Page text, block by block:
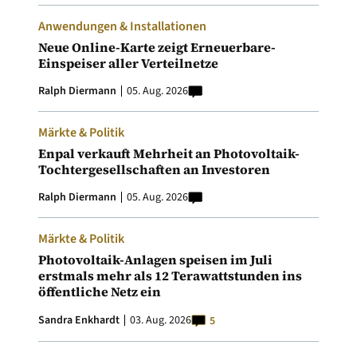
Anwendungen & Installationen
Neue Online-Karte zeigt Erneuerbare-
Einspeiser aller Verteilnetze
Ralph Diermann 05. Aug. 2026
Märkte & Politik
Enpal verkauft Mehrheit an Photovoltaik-
Tochtergesellschaften an Investoren
Ralph Diermann 05. Aug. 2026
Märkte & Politik
Photovoltaik-Anlagen speisen im Juli
erstmals mehr als 12 Terawattstunden ins
öffentliche Netz ein
Sandra Enkhardt 03. Aug. 2026 5